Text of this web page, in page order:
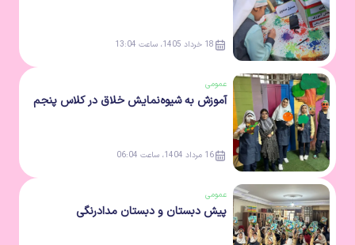
18 خرداد 1405، ساعت 13:04
عمومی
آموزش به شیوه‌نمایش خلاق در کلاس پنجم
16 مرداد 1404، ساعت 06:04
عمومی
پیش دبستان و دبستان مدادرنگی